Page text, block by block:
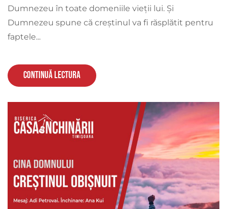
Dumnezeu în toate domeniile vieții lui. Și
Dumnezeu spune că creștinul va fi răsplătit pentru
faptele...
Continuă lectura